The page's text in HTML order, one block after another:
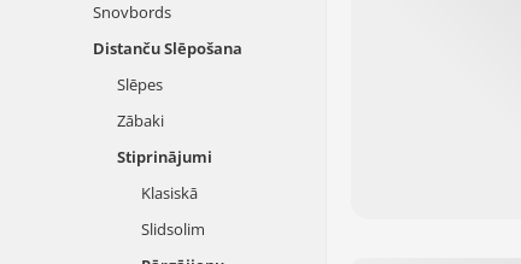
Snovbords
Distanču Slēpošana
Slēpes
Zābaki
Stiprinājumi
Klasiskā
Slidsolim